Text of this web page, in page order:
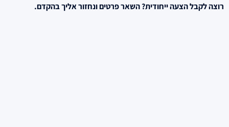
רוצה לקבל הצעה ייחודית? השאר פרטים ונחזור אליך בהקדם.